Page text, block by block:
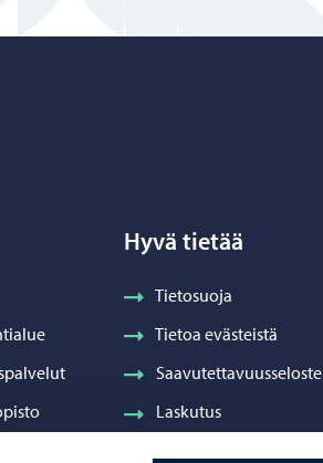
Hyvä tietää
Tietosuoja
Tietoa evästeistä
Saavutettavuusseloste
Laskutus